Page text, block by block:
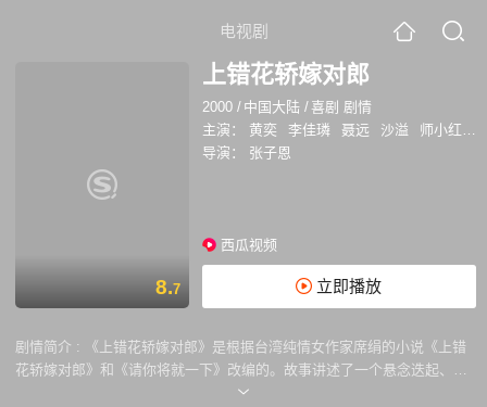
电视剧
8.7
上错花轿嫁对郎
2000 / 中国大陆 /喜剧 剧情
主演：
黄奕 李佳璘 聂远 沙溢 师小红
导演：
张子恩
西瓜视频
立即播放
剧情简介 :
《上错花轿嫁对郎》是根据台湾纯情女作家席绢的小说《上错
花轿嫁对郎》和《请你将就一下》改编的。故事讲述了一个悬念迭起、妙
趣横生的古代民间故事。相传在某个朝代的扬州，有两个美丽的姑娘，一